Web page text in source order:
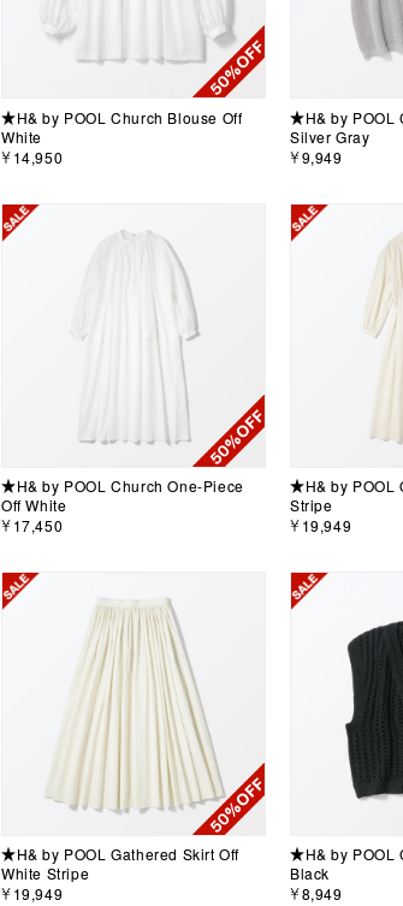
★H& by POOL Church Blouse Off
White
￥14,950
★H& by POOL
Silver Gray
￥9,949
★H& by POOL Church One-Piece
Off White
￥17,450
★H& by POOL
Stripe
￥19,949
★H& by POOL Gathered Skirt Off
White Stripe
￥19,949
★H& by POOL
Black
￥8,949